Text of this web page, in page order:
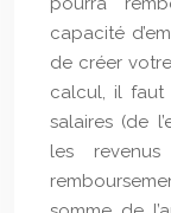
capacité
de créer
calcul, il faut
salaires (de
les